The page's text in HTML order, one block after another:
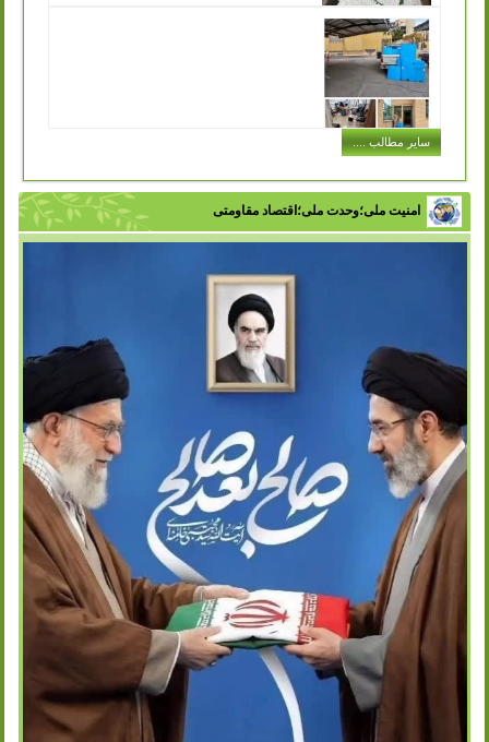
سازمان مدیریت پسماند به جهت تکریم ارباب رجوع
انتشار: شنبه, 11 آذر 1402
یکی از مشکلاتی که در حفظ محیط زیست و اصول بازیافت با
آن مواجه هستیم این است که افراد در هنگام خرید حجم بسیار
زیادی کیسه پلاستیکی...
در ادارات شهر
با تلاش سازمان مدیریت پسماند شهرداری ورامین و با هدف
تفکیک زباله از مبدا، فرهنگ سازی در زمینه مدیریت پسماند و
زباله در بین اقشار مختلف...ادامه مطلب ..
سایر مطالب ....
امنیت ملی؛وحدت ملی؛اقتصاد مقاومتی